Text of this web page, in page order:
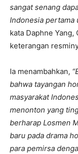
sangat senang
Indonesia pertama
kata Daphne Yang,
keterangan
Ia menambahkan,
bahwa tayangan
masyarakat
menonton yang
berharap Losmen
baru pada drama
para pemirsa